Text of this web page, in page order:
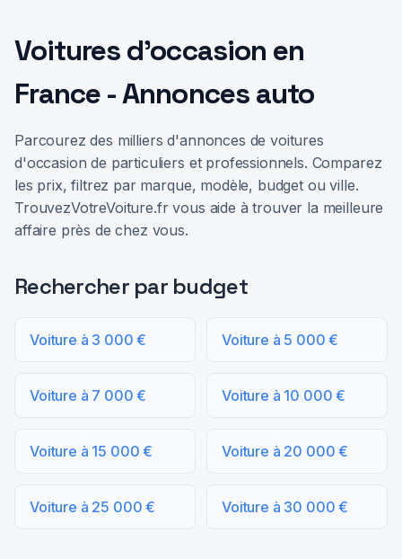
Voitures d'occasion en
France - Annonces auto
Parcourez des milliers d'annonces de voitures
d'occasion de particuliers et professionnels. Comparez
les prix, filtrez par marque, modèle, budget ou ville.
TrouvezVotreVoiture.fr vous aide à trouver la meilleure
affaire près de chez vous.
Rechercher par budget
Voiture à 3 000 € Voiture à 5 000 €
Voiture à 7 000 € Voiture à 10 000 €
Voiture à 15 000 € Voiture à 20 000 €
Voiture à 25 000 € Voiture à 30 000 €